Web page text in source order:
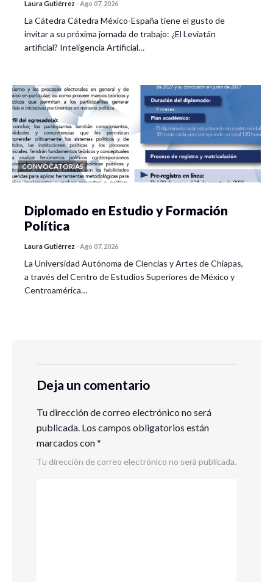
Laura Gutiérrez -Ago 07, 2026
La Cátedra Cátedra México-España tiene el gusto de
invitar a su próxima jornada de trabajo: ¿El Leviatán
artificial? Inteligencia Artificial…
CONVOCATORIAS
Diplomado en Estudio y Formación
Política
Laura Gutiérrez -Ago 07, 2026
La Universidad Autónoma de Ciencias y Artes de Chiapas,
a través del Centro de Estudios Superiores de México y
Centroamérica…
Deja un comentario
Tu dirección de correo electrónico no será
publicada. Los campos obligatorios están
marcados con*
Tu dirección de correo electrónico no será publicada.